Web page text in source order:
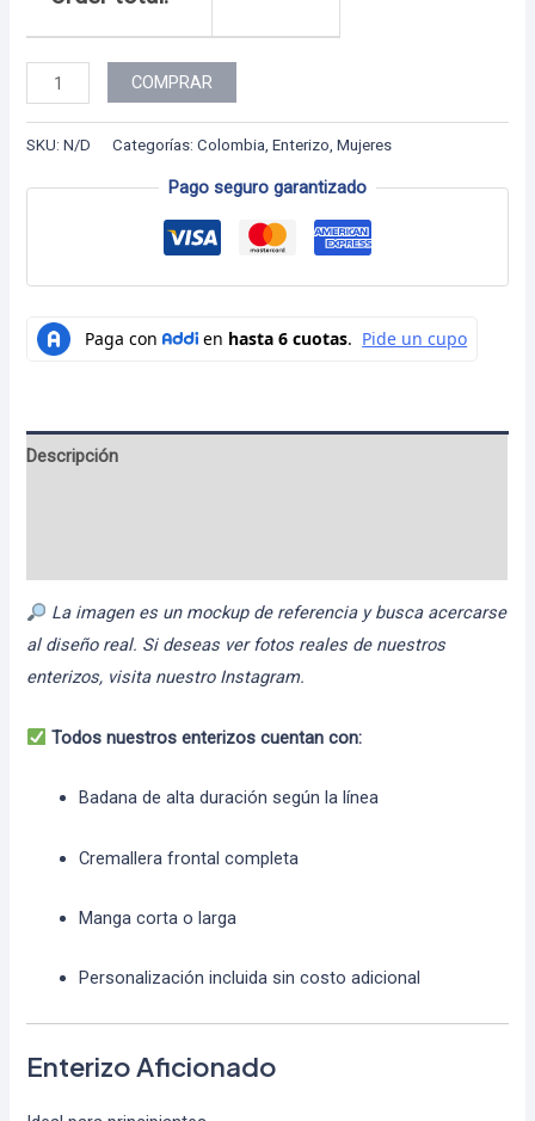
Colección
Colombia
Enterizo
COMPRAR
SKU:N/D Categorías:Colombia ,Enterizo ,Mujeres
Pago seguro garantizado
Descripción
La imagen es un mockup de referencia y busca acercarse
al diseño real. Si deseas ver fotos reales de nuestros
enterizos, visita nuestro Instagram.
Todos nuestros enterizos cuentan con:
Badana de alta duración según la línea
Cremallera frontal completa
Manga corta o larga
Personalización incluida sin costo adicional
Enterizo Aficionado